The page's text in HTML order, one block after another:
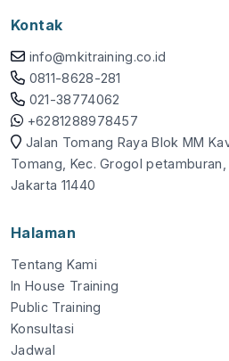
Kontak
info@mkitraining.co.id
0811-8628-281
021-38774062
+6281288978457
Jalan Tomang Raya Blok MM Kav
Tomang, Kec. Grogol
Jakarta 11440
Halaman
Tentang Kami
In House Training
Public Training
Konsultasi
Jadwal